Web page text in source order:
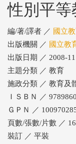
性別平等
編/著/譯者 ／ 國立
出版機關 ／ 國立教
出版日期 ／ 2008-11
主題分類 ／ 教育
施政分類 ／ 教育及
ＩＳＢＮ ／
ＧＰＮ ／
頁數/張數/片數 ／
裝訂 ／ 平裝